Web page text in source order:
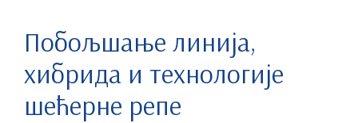
Побољшање линија,
хибрида и технологије
шећерне репе